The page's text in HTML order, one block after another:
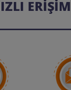
ERİŞİM